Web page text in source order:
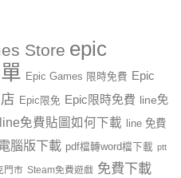
Store epic
Epic Games 限時免費 Epic
Epic限免 Epic限時免費 line免
line免費貼圖如何下載
line 免費
腦版下載 pdf檔轉word檔下載 ptt
門市 Steam免費遊戲 免費下載